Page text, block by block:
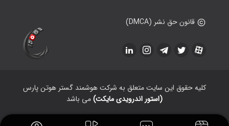
قانون حق نشر (DMCA)
کلیه حقوق این سایت متعلق به شرکت هوشمند گستر هوتن پارس
(استور اندرویدی مایکت)می باشد